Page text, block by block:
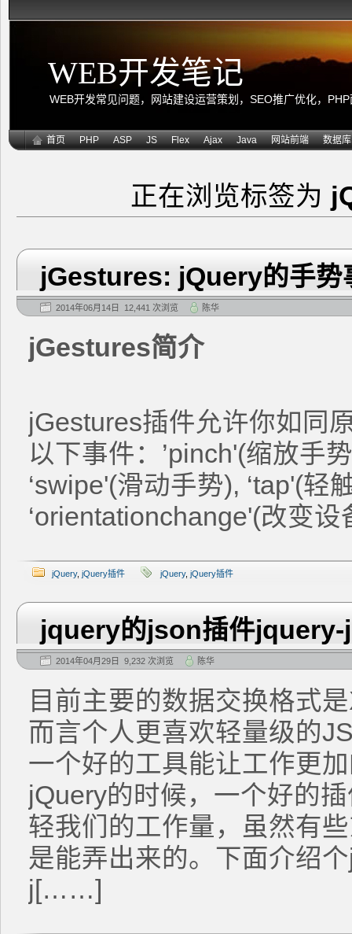
WEB开发笔记
WEB开发常见问题，网站建设运营策划，SEO推广优化，
首页 PHP ASP JS Flex Ajax Java 网站前端 数据库
正在浏览标签为
jGestures: jQuery的手势
2014年06月14日 12,441 次浏览 陈华
jGestures简介
jGestures插件允许你如同
以下事件：’pinch'(缩放手
‘swipe'(滑动手势), ‘tap'(轻
‘orientationchange'(改变
jQuery, jQuery插件 jQuery, jQuery插件
jquery的json插件
2014年04月29日 9,232 次浏览 陈华
目前主要的数据交换格式
而言个人更喜欢轻量级的
一个好的工具能让工作更
jQuery的时候，一个好的
轻我们的工作量，虽然有
是能弄出来的。下面介绍
j[……]